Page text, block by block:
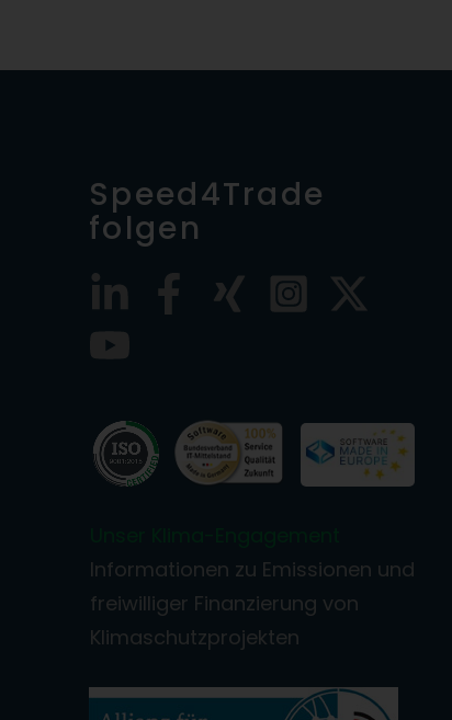
Speed4Trade
folgen
Informationen zu Emissionen und
freiwilliger Finanzierung von
Klimaschutzprojekten